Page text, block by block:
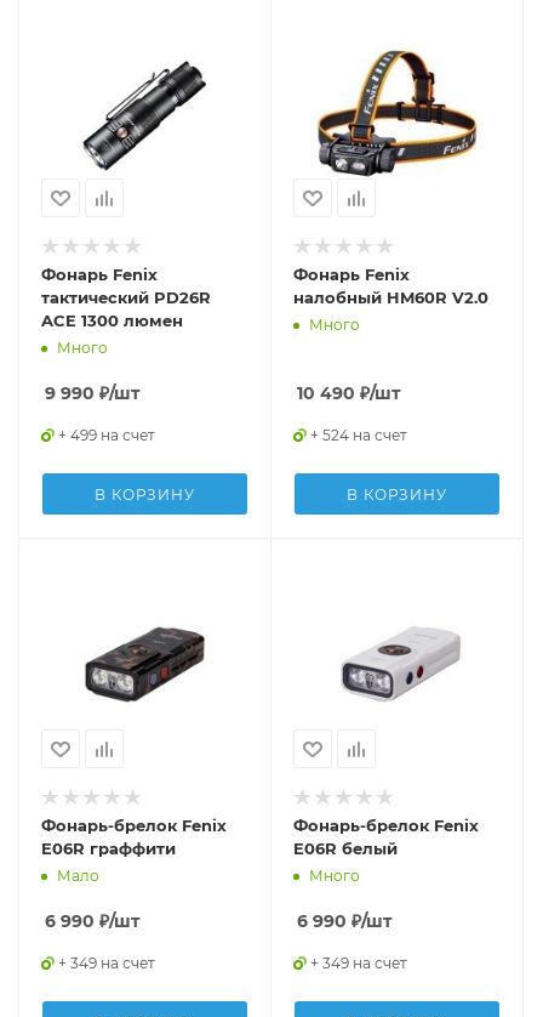
Фонарь Fenix
тактический PD26R
ACE 1300 люмен
Много
9 990 ₽/шт
+ 499 на счет
В КОРЗИНУ
Фонарь Fenix
налобный HM60R V2.0
Много
10 490 ₽/шт
+ 524 на счет
В КОРЗИНУ
Фонарь-брелок Fenix
E06R граффити
Мало
6 990 ₽/шт
+ 349 на счет
Фонарь-брелок Fenix
E06R белый
Много
6 990 ₽/шт
+ 349 на счет